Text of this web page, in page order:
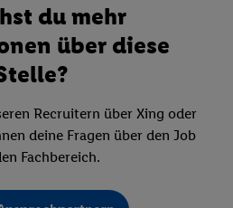
du mehr
über diese
Recruitern über Xing oder
deine Fragen über den Job
Fachbereich.